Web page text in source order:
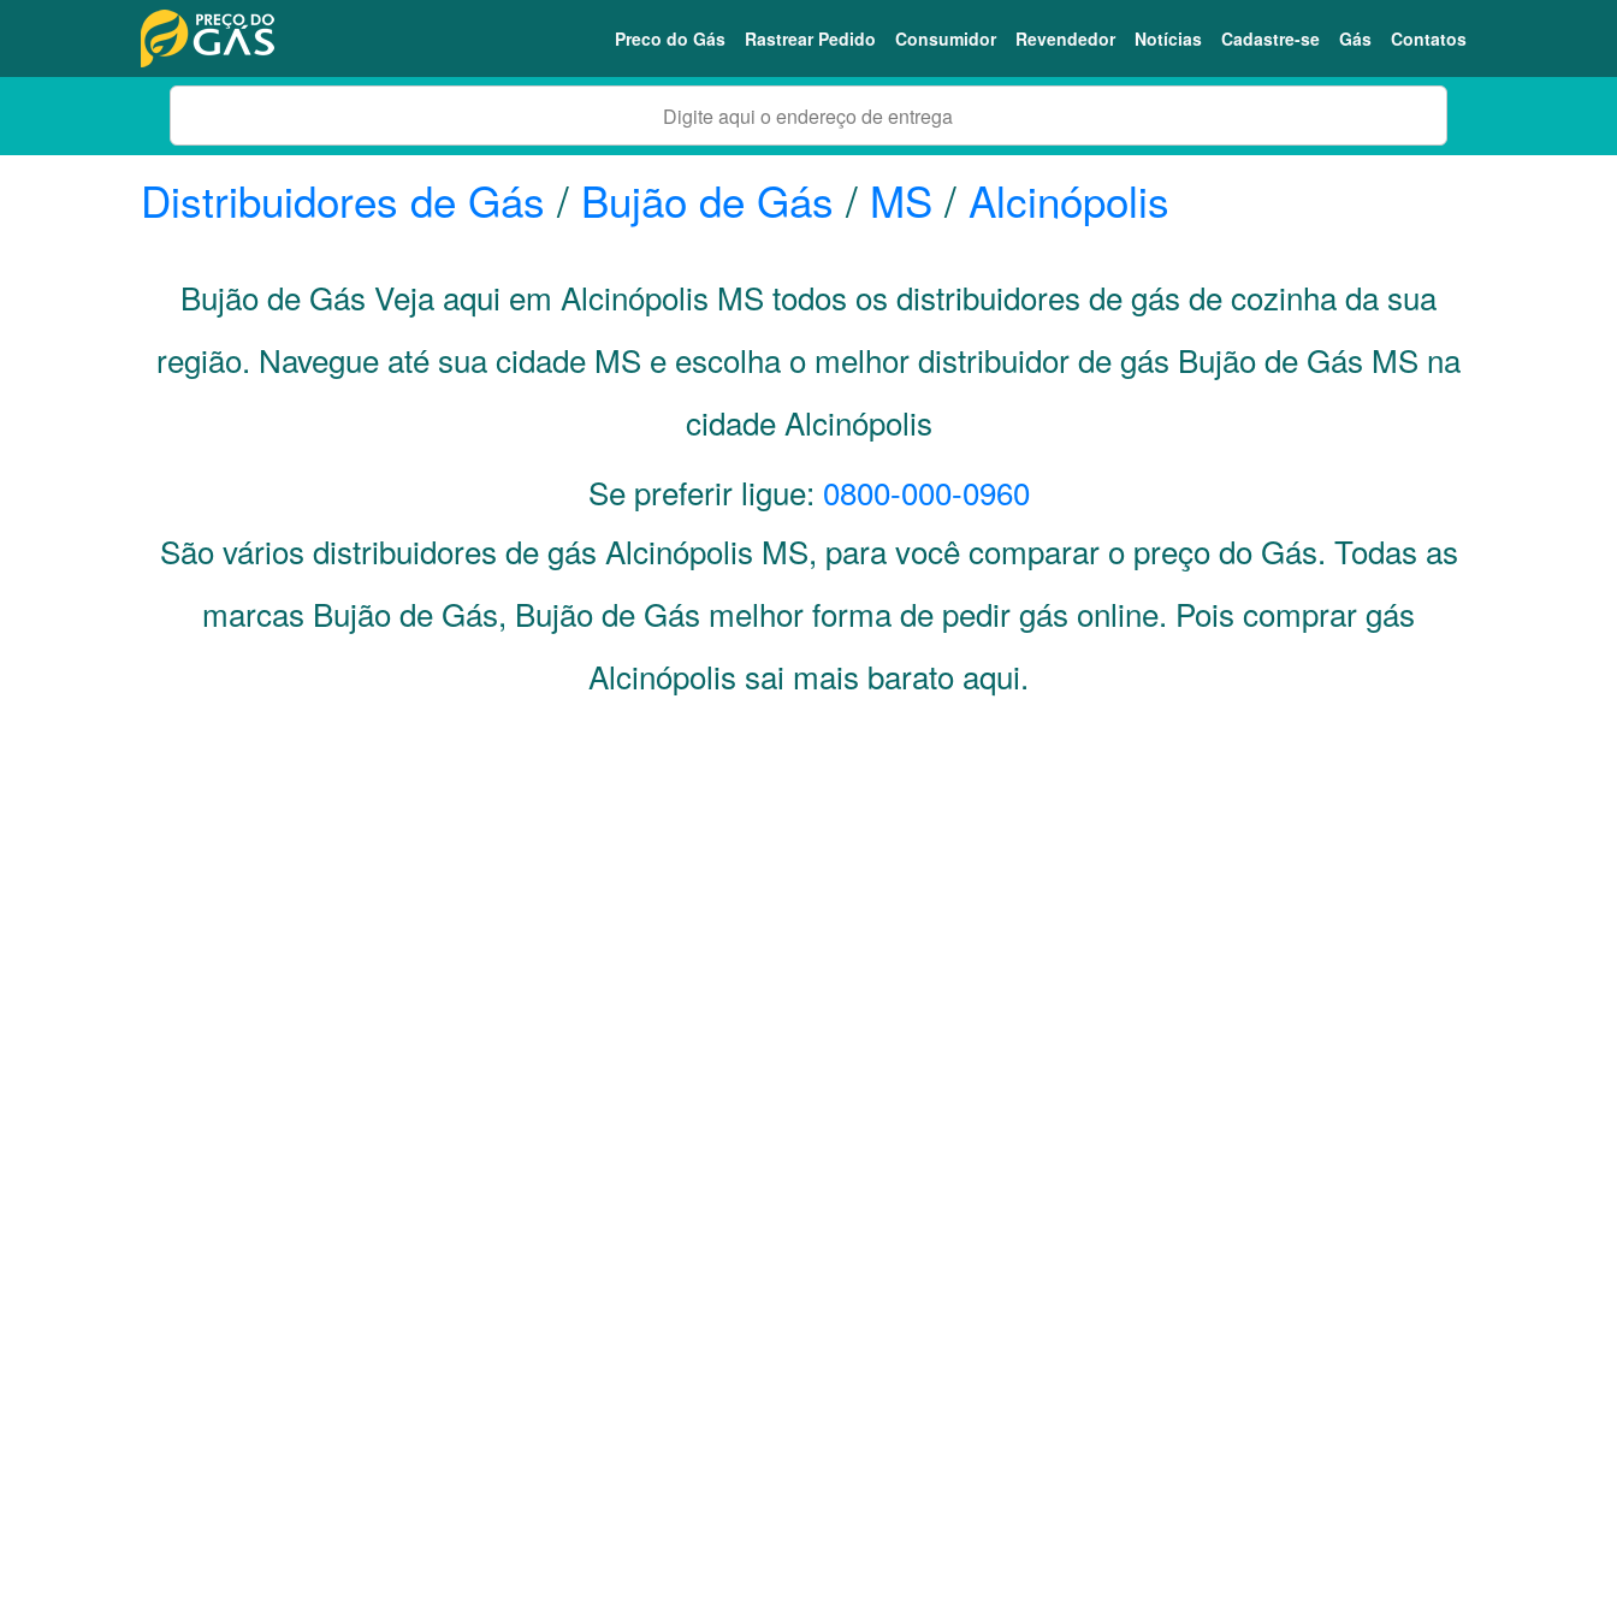
Preco do Gás Rastrear Pedido Consumidor Revendedor Notícias Cadastre-se Gás Contatos
Distribuidores de Gás/ Bujão de Gás / MS / Alcinópolis
Bujão de Gás Veja aqui em Alcinópolis MS todos os distribuidores de gás de cozinha da sua
região. Navegue até sua cidade MS e escolha o melhor distribuidor de gás Bujão de Gás MS na
cidade Alcinópolis
Se preferir ligue: 0800-000-0960
São vários distribuidores de gás Alcinópolis MS, para você comparar o preço do Gás. Todas as
marcas Bujão de Gás, Bujão de Gás melhor forma de pedir gás online. Pois comprar gás
Alcinópolis sai mais barato aqui.